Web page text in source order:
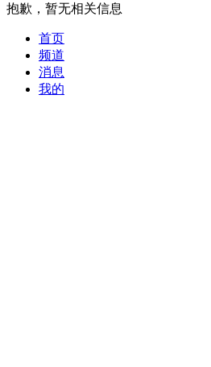
抱歉，暂无相关信息
首页
频道
消息
我的